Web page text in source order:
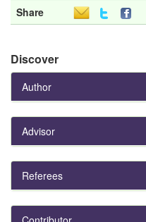
Share
Discover
Author
Advisor
Referees